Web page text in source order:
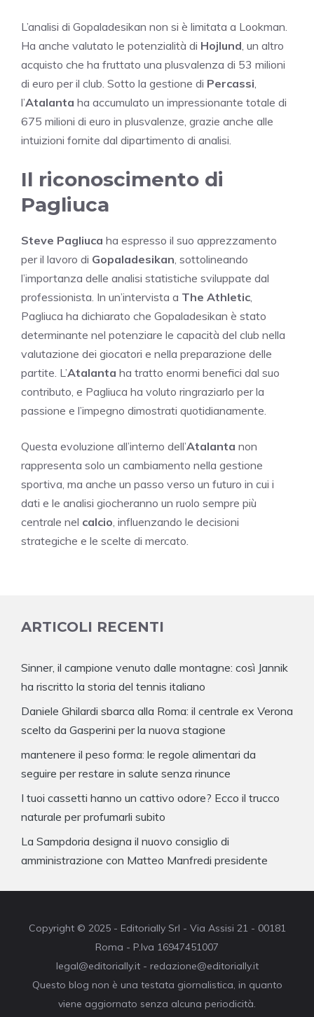
L’analisi di Gopaladesikan non si è limitata a Lookman.
Ha anche valutato le potenzialità di Hojlund , un altro
acquisto che ha fruttato una plusvalenza di 53 milioni
di euro per il club. Sotto la gestione di Percassi
l’Atalanta ha accumulato un impressionante totale di
675 milioni di euro in plusvalenze, grazie anche alle
intuizioni fornite dal dipartimento di analisi.
Il riconoscimento di
Pagliuca
Steve Pagliuca ha espresso il suo apprezzamento
per il lavoro di Gopaladesikan , sottolineando
l’importanza delle analisi statistiche sviluppate dal
professionista. In un’intervista a The Athletic
Pagliuca ha dichiarato che Gopaladesikan è stato
determinante nel potenziare le capacità del club nella
valutazione dei giocatori e nella preparazione delle
partite. L’Atalanta ha tratto enormi benefici dal suo
contributo, e Pagliuca ha voluto ringraziarlo per la
passione e l’impegno dimostrati quotidianamente.
Questa evoluzione all’interno dell’Atalanta non
rappresenta solo un cambiamento nella gestione
sportiva, ma anche un passo verso un futuro in cui i
dati e le analisi giocheranno un ruolo sempre più
centrale nel calcio , influenzando le decisioni
strategiche e le scelte di mercato.
ARTICOLI RECENTI
Sinner, il campione venuto dalle montagne: così Jannik
ha riscritto la storia del tennis italiano
Daniele Ghilardi sbarca alla Roma: il centrale ex Verona
scelto da Gasperini per la nuova stagione
mantenere il peso forma: le regole alimentari da
seguire per restare in salute senza rinunce
I tuoi cassetti hanno un cattivo odore? Ecco il trucco
naturale per profumarli subito
La Sampdoria designa il nuovo consiglio di
amministrazione con Matteo Manfredi presidente
Copyright © 2025 - Editorially Srl - Via Assisi 21 - 00181
Roma - P.Iva 16947451007
legal@editorially.it - redazione@editorially.it
Questo blog non è una testata giornalistica, in quanto
viene aggiornato senza alcuna periodicità.